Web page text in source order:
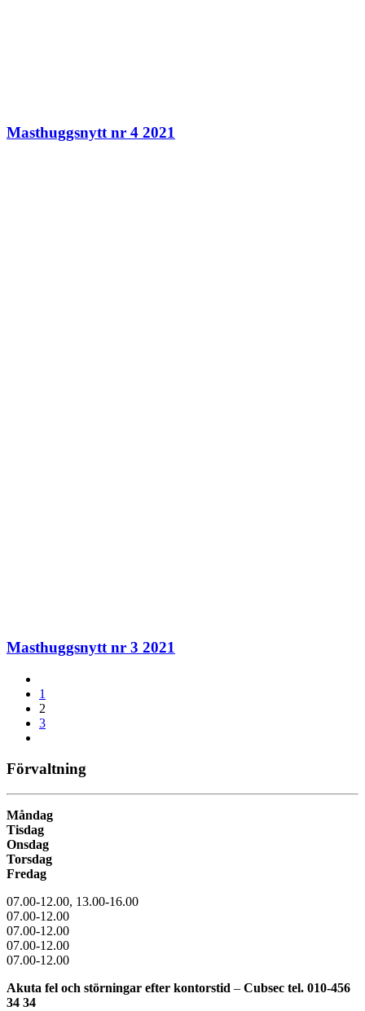
Masthuggsnytt nr 4 2021
Masthuggsnytt nr 3 2021
1
2
3
Förvaltning
Måndag
Tisdag
Onsdag
Torsdag
Fredag
07.00-12.00, 13.00-16.00
07.00-12.00
07.00-12.00
07.00-12.00
07.00-12.00
Akuta fel och störningar efter kontorstid – Cubsec tel. 010-456
34 34